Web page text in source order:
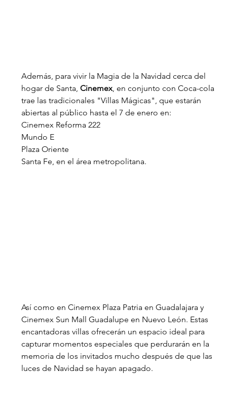
Además, para vivir la Magia de la Navidad cerca del
hogar de Santa, Cinemex, en conjunto con Coca-cola
trae las tradicionales "Villas Mágicas", que estarán
abiertas al público hasta el 7 de enero en:
Cinemex Reforma 222
Mundo E
Plaza Oriente
Santa Fe, en el área metropolitana.
Así como en Cinemex Plaza Patria en Guadalajara y
Cinemex Sun Mall Guadalupe en Nuevo León. Estas
encantadoras villas ofrecerán un espacio ideal para
capturar momentos especiales que perdurarán en la
memoria de los invitados mucho después de que las
luces de Navidad se hayan apagado.